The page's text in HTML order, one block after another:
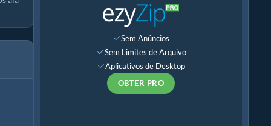
Sem Anúncios
Sem Limites de Arquivo
Aplicativos de Desktop
OBTER PRO